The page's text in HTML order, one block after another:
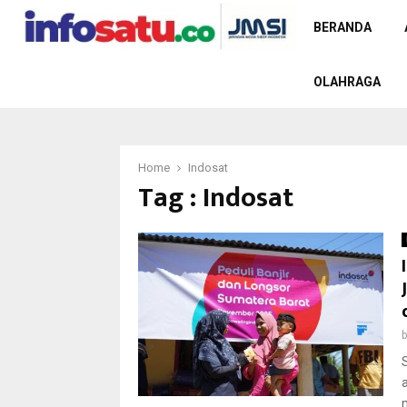
BERANDA
OLAHRAGA
Home Indosat
Tag : Indosat